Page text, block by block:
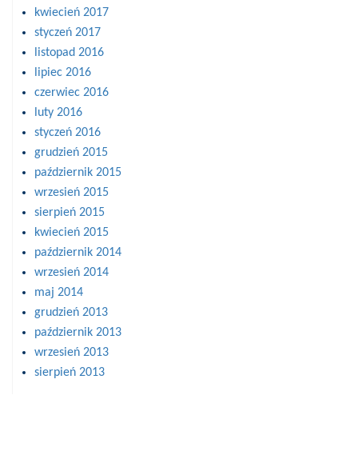
kwiecień 2017
styczeń 2017
listopad 2016
lipiec 2016
czerwiec 2016
luty 2016
styczeń 2016
grudzień 2015
październik 2015
wrzesień 2015
sierpień 2015
kwiecień 2015
październik 2014
wrzesień 2014
maj 2014
grudzień 2013
październik 2013
wrzesień 2013
sierpień 2013